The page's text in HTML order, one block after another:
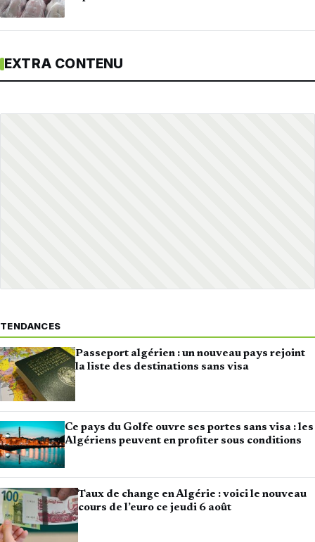
EXTRA CONTENU
TENDANCES
Passeport algérien : un nouveau pays rejoint
la liste des destinations sans visa
Ce pays du Golfe ouvre ses portes sans visa : les
Algériens peuvent en profiter sous conditions
Taux de change en Algérie : voici le nouveau
cours de l’euro ce jeudi 6 août